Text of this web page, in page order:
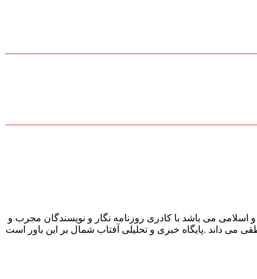
اسلامی می باشد با کادری روزنامه نگار و نویسندگان مجرب و
می داند .پایگاه خبری و تحلیلی آفتاب شمال بر این باور است